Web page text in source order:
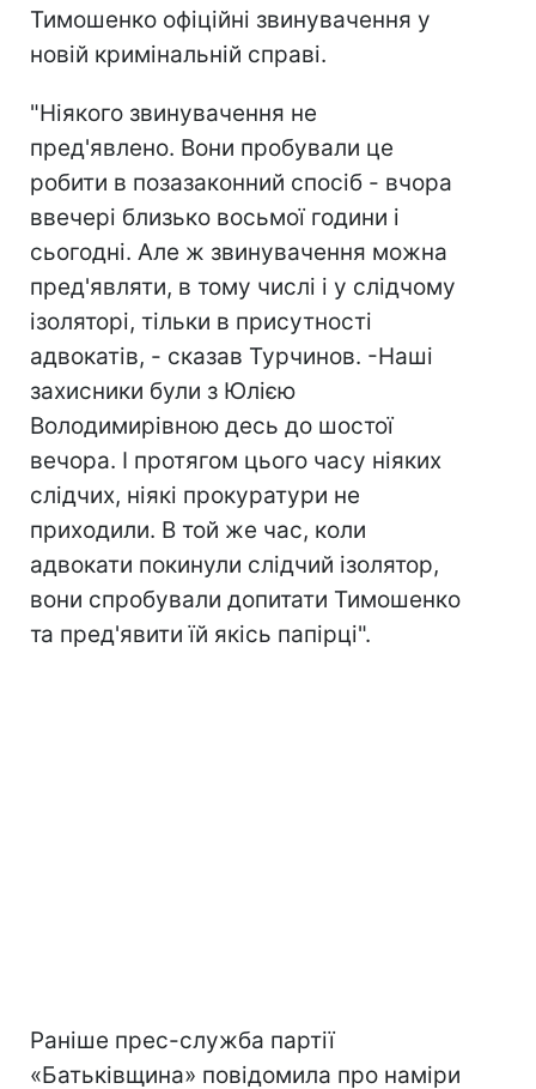
Тимошенко офіційні звинувачення у
новій кримінальній справі.
"Ніякого звинувачення не
пред'явлено. Вони пробували це
робити в позазаконний спосіб - вчора
ввечері близько восьмої години і
сьогодні. Але ж звинувачення можна
пред'являти, в тому числі і у слідчому
ізоляторі, тільки в присутності
адвокатів, - сказав Турчинов. -Наші
захисники були з Юлією
Володимирівною десь до шостої
вечора. І протягом цього часу ніяких
слідчих, ніякі прокуратури не
приходили. В той же час, коли
адвокати покинули слідчий ізолятор,
вони спробували допитати Тимошенко
та пред'явити їй якісь папірці".
Раніше прес-служба партії
«Батьківщина» повідомила про наміри